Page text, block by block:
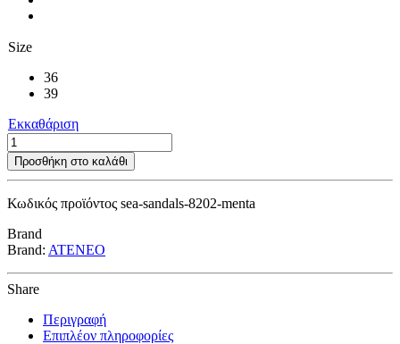
Size
36
39
Εκκαθάριση
Sea
Sandals
B-
MENTA
Προσθήκη στο καλάθι
Κωδικός προϊόντος sea-sandals-8202-menta
Brand
Brand: ATENEO
Share
Περιγραφή
Επιπλέον πληροφορίες